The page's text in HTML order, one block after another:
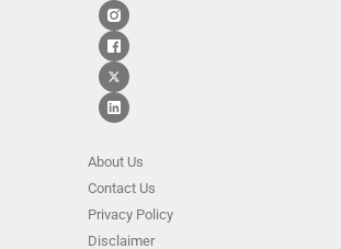
About Us
ContactUs
Privacy Policy
Disclaimer